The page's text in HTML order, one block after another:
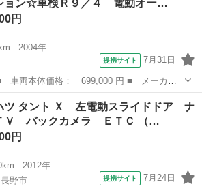
ョン☆車検Ｒ９／４ 電動オー…
円
2004年
提携サイト 7月31日
： コペン ■ グレード名： ファースト
ン☆車検Ｒ９／４ 電動オープン動作確認
ン
ツ タント Ｘ 左電動スライドドア ナ
バックカメラ ＥＴＣ （…
円
2012年
野市
提携サイト 7月24日